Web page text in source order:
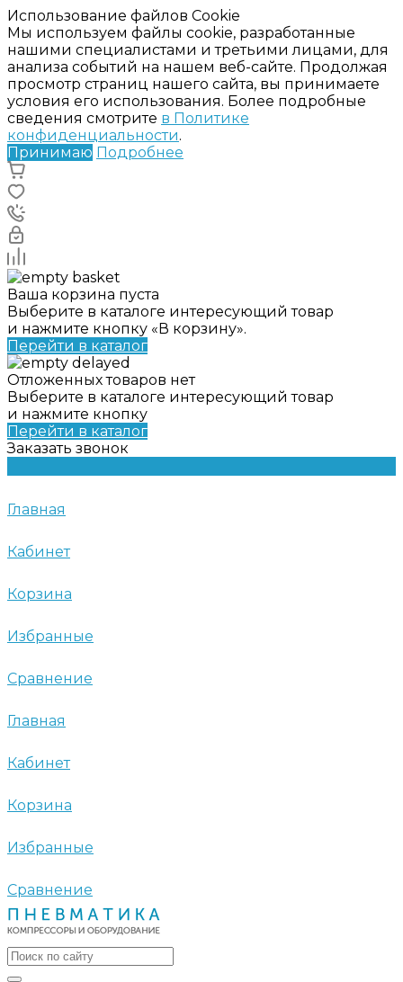
Использование файлов Cookie
Мы используем файлы cookie, разработанные
нашими специалистами и третьими лицами, для
анализа событий на нашем веб-сайте. Продолжая
просмотр страниц нашего сайта, вы принимаете
условия его использования. Более подробные
сведения смотрите в Политике
конфиденциальности.
Принимаю Подробнее
Ваша корзина пуста
Выберите в каталоге интересующий товар
и нажмите кнопку «В корзину».
Перейти в каталог
Отложенных товаров нет
Выберите в каталоге интересующий товар
и нажмите кнопку
Перейти в каталог
Заказать звонок
Главная
Кабинет
Корзина
Избранные
Сравнение
Главная
Кабинет
Корзина
Избранные
Сравнение